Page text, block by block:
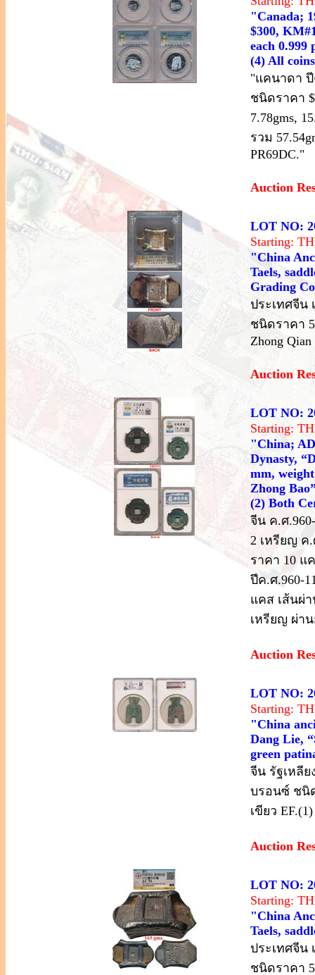
"Canada;
$300,
each 0.999
(4) All
"แคนาดา
ชนิดราคา
7.78gms,
รวม
PR69DC."
Auction
LOT NO:
Starting:
"China
Taels,
Grading
ประเทศจีน
ชนิดราคา
Zhong
Auction
LOT NO:
Starting:
"China;
Dynasty,
mm,
Zhong
(2) Both
จีน ค.ศ
2 เหรียญ ค.
ราคา 10 แ
ปึค.ศ.960-
แคส เส้นผ่
เหรียญ ผ่าน
Auction
LOT NO:
Starting:
"China
Dang Lie,
green
จีน รัฐเหลี
บรอนซ์ ชนิ
เขียว
Auction
LOT NO:
Starting:
"China
Taels,
ประเทศจีน
ชนิดราคา